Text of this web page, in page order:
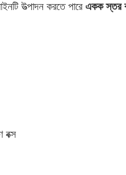
উত্পাদন করতে পারে একক স্তর
বক্স